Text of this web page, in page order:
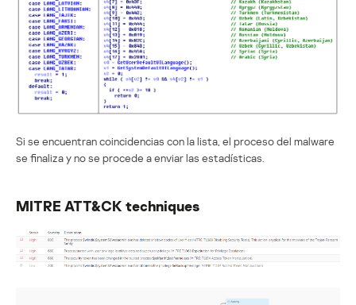
Si se encuentran coincidencias con la lista, el proceso del malware
se finaliza y no se procede a enviar las estadísticas.
MITRE ATT&CK techniques